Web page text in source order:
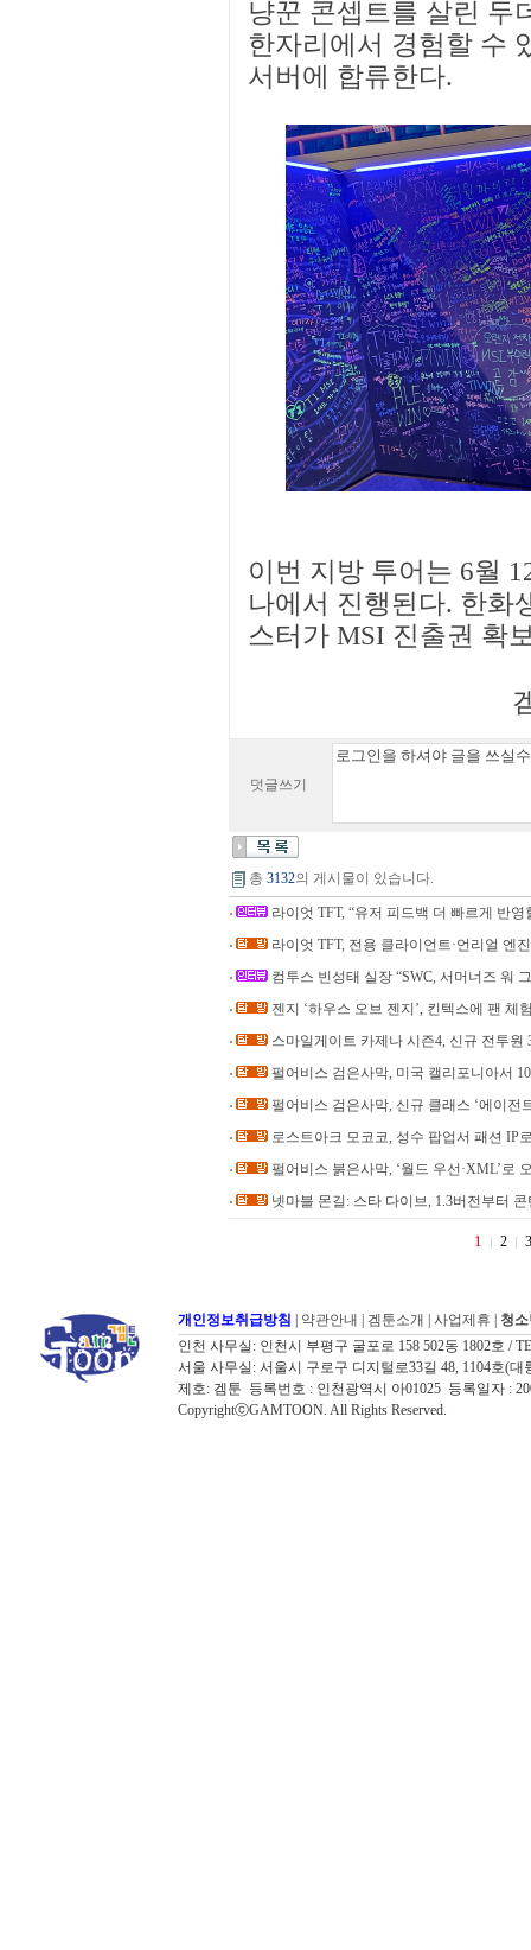
냥꾼 콘셉트를 살린 두
한자리에서 경험할 수
서버에 합류한다.
이번 지방 투어는 6월
나에서 진행된다. 한화
스터가 MSI 진출권 확
덧글쓰기
총 3132의 게시물이 있습니다.
라이엇 TFT, “유저 피드백 더 빠르게 반영
라이엇 TFT, 전용 클라이언트·언리얼 엔
컴투스 빈성태 실장 “SWC, 서머너즈 워
젠지 ‘하우스 오브 젠지’, 킨텍스에 팬 체
스마일게이트 카제나 시즌4, 신규 전투원
펄어비스 검은사막, 미국 캘리포니아서
펄어비스 검은사막, 신규 클래스 ‘에이전
로스트아크 모코코, 성수 팝업서 패션 IP
펄어비스 붉은사막, ‘월드 우선·XML’로
넷마블 몬길: 스타 다이브, 1.3버전부터
1 2 3
개인정보취급방침 약관안내 겜툰소개 사업제휴
청
인천 사무실: 인천시 부평구 굴포로 158 502동 1802호 /
서울 사무실: 서울시 구로구 디지털로33길 48, 1104호(대
제호: 겜툰 등록번호 : 인천광역시 아01025 등록일자 :
CopyrightⓒGAMTOON. All Rights Reserved.